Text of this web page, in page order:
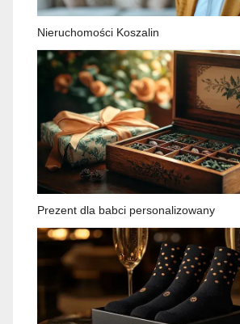
Nieruchomości Koszalin
Prezent dla babci personalizowany